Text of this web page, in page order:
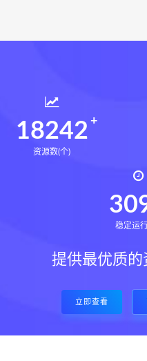
18377
资源数(个)
稳定运
提供最优质的
立即查看